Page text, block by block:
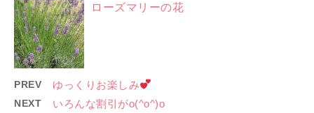
ローズマリーの花
PREV ゆっくりお楽しみ
NEXT いろんな割引がo(^o^)o